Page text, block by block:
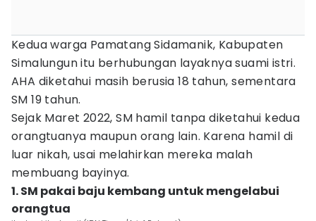
Kedua warga Pamatang Sidamanik, Kabupaten
Simalungun itu berhubungan layaknya suami istri.
AHA diketahui masih berusia 18 tahun, sementara
SM 19 tahun.
Sejak Maret 2022, SM hamil tanpa diketahui kedua
orangtuanya maupun orang lain. Karena hamil di
luar nikah, usai melahirkan mereka malah
membuang bayinya.
1. SM pakai baju kembang untuk mengelabui
orangtua